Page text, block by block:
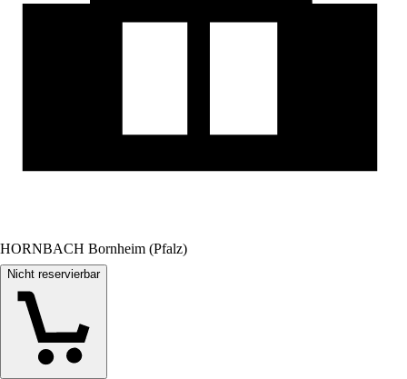
HORNBACH Bornheim (Pfalz)
Nicht reservierbar